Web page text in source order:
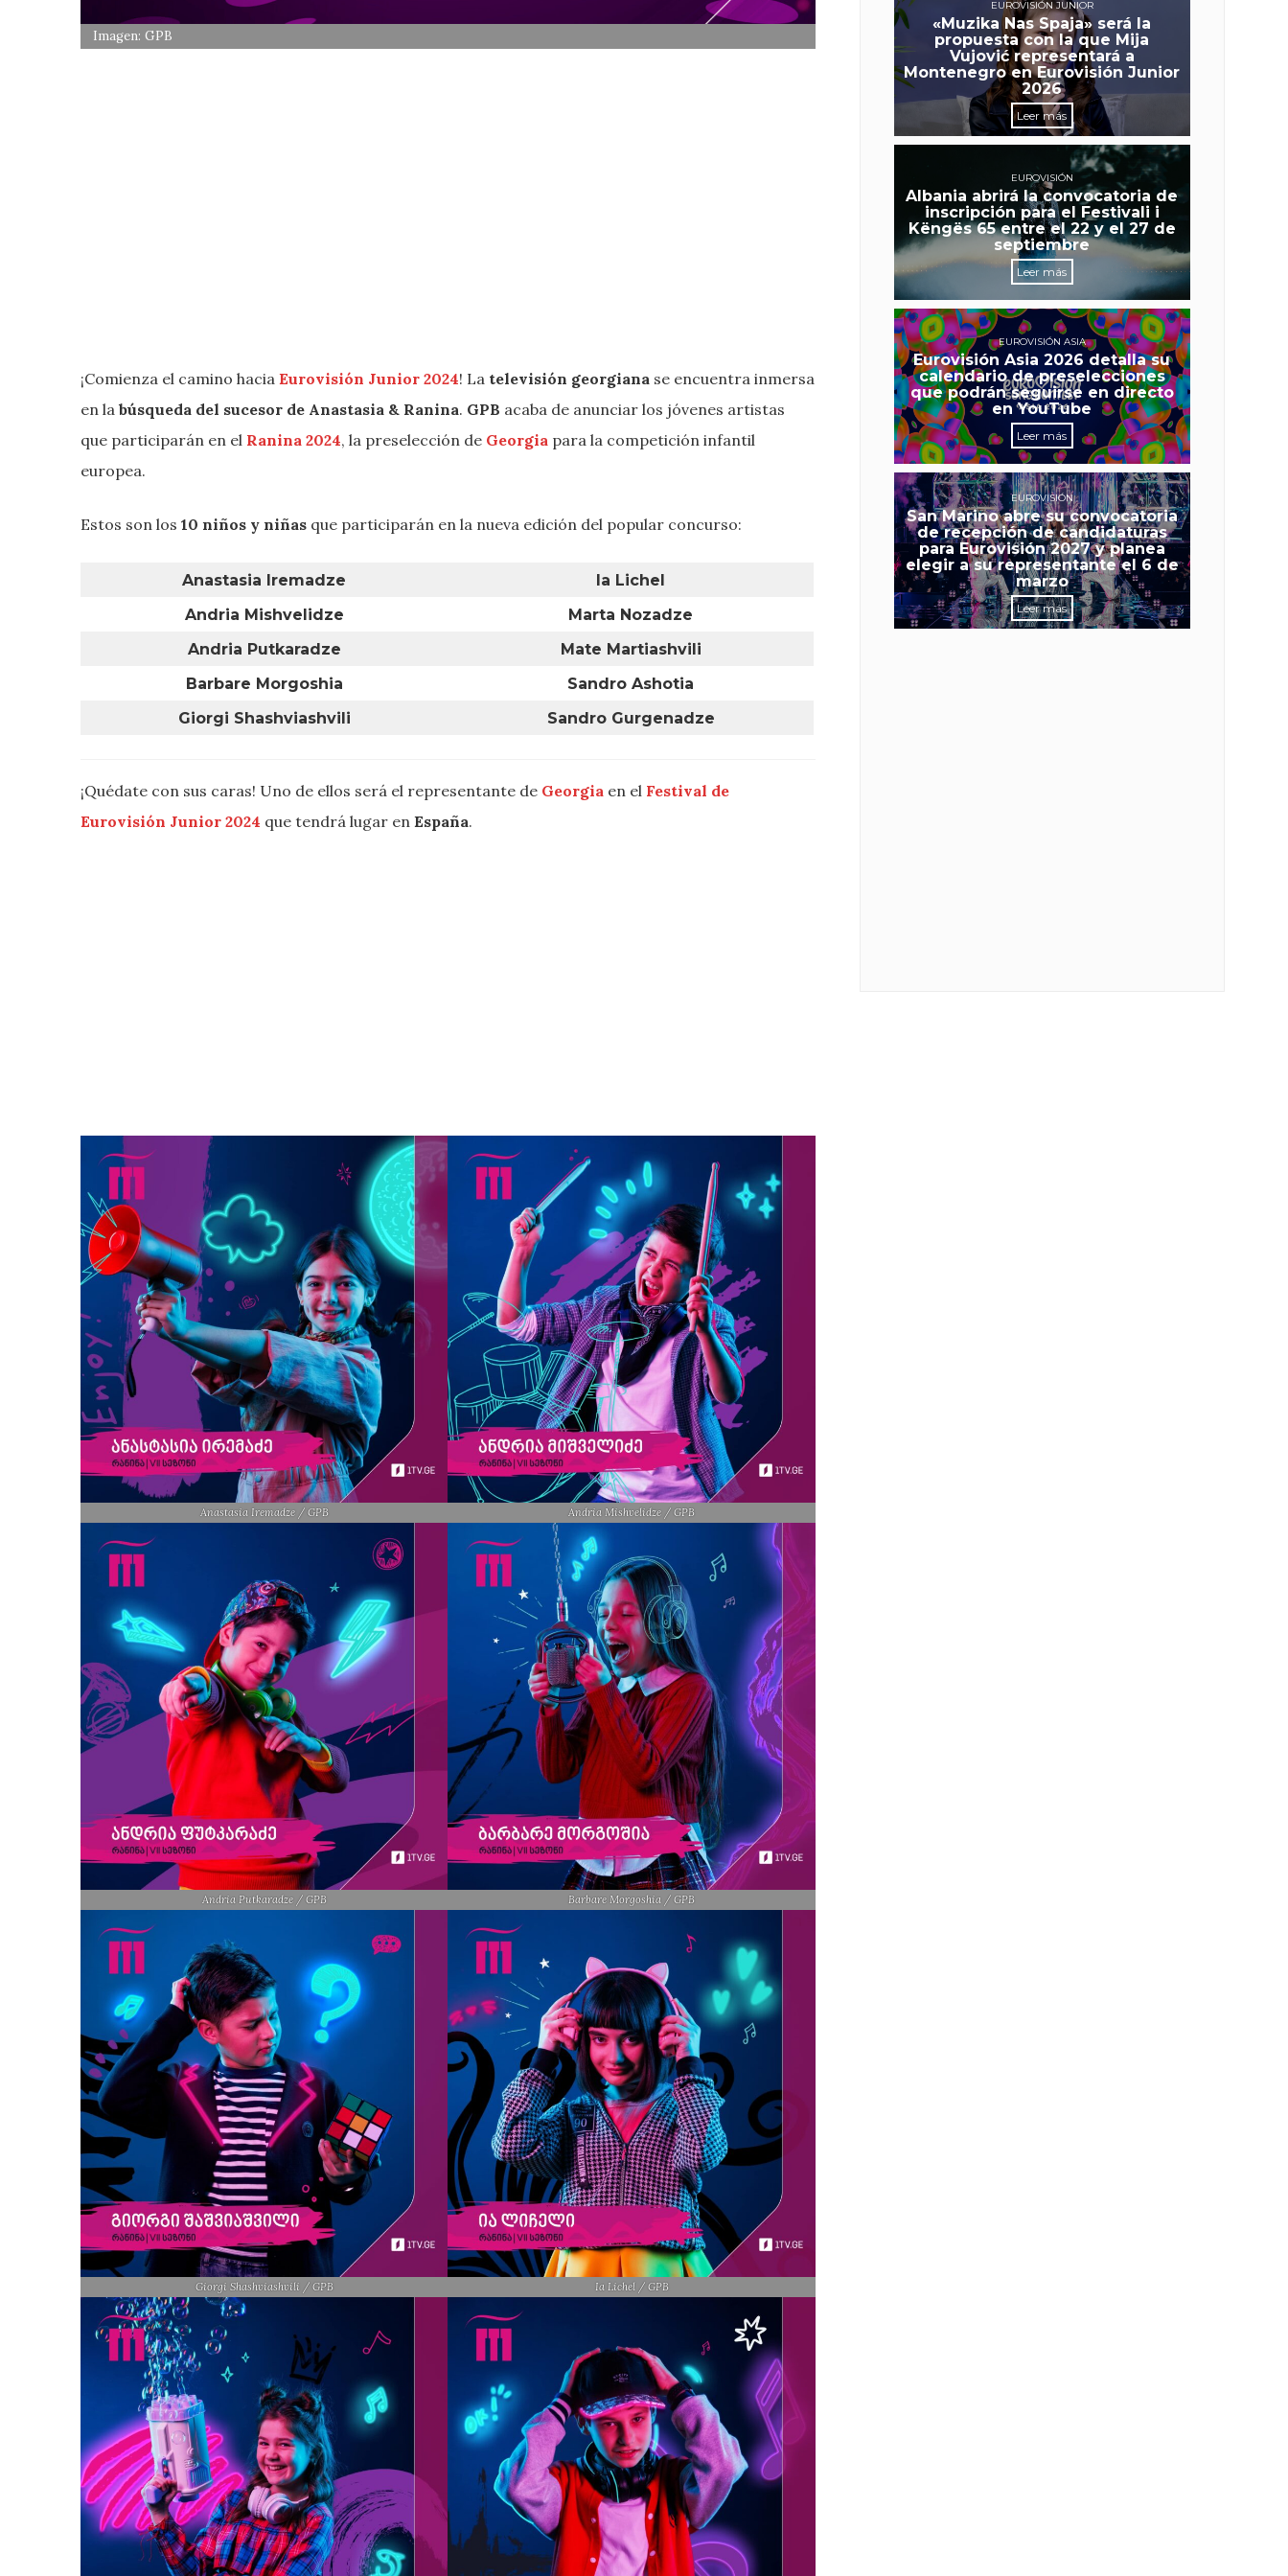
Imagen: GPB
¡Comienza el camino hacia Eurovisión Junior 2024! La televisión georgiana se encuentra inmersa
en la búsqueda del sucesor de Anastasia & Ranina. GPB acaba de anunciar los jóvenes artistas
que participarán en el Ranina 2024, la preselección de Georgia para la competición infantil
europea.
Estos son los 10 niños y niñas que participarán en la nueva edición del popular concurso:
Anastasia Iremadze
Ia Lichel
Andria Mishvelidze
Marta Nozadze
Andria Putkaradze
Mate Martiashvili
Barbare Morgoshia
Sandro Ashotia
Giorgi Shashviashvili
Sandro Gurgenadze
¡Quédate con sus caras! Uno de ellos será el representante de Georgia en el Festival de
Eurovisión Junior 2024 que tendrá lugar en España.
Anastasia Iremadze / GPB Andria Mishvelidze / GPB
Andria Putkaradze / GPB Barbare Morgoshia / GPB
Giorgi Shashviashvili / GPB Ia Lichel / GPB
EUROVISIÓN JUNIOR
«Muzika Nas Spaja» será la
propuesta con la que Mija
Vujović representará a
Montenegro en Eurovisión Junior
2026
Leer más
EUROVISIÓN
Albania abrirá la convocatoria de
inscripción para el Festivali i
Këngës 65 entre el 22 y el 27 de
septiembre
Leer más
EUROVISIÓN ASIA
Eurovisión Asia 2026 detalla su
calendario de preselecciones
que podrán seguirse en directo
en YouTube
Leer más
EUROVISIÓN
San Marino abre su convocatoria
de recepción de candidaturas
para Eurovisión 2027 y planea
elegir a su representante el 6 de
marzo
Leer más